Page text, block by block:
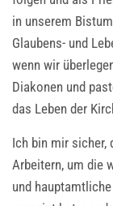
in unserem
Glaubens- und
wenn wir
Diakonen und
das Leben der
Ich bin mir sicher,
Arbeitern, um die
und